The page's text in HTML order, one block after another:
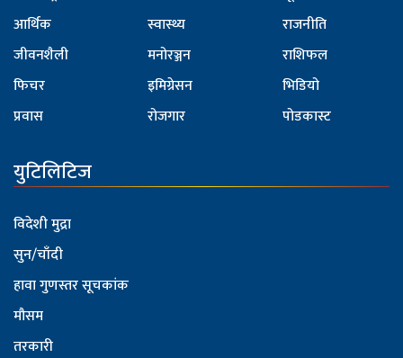
आर्थिक
जीवनशैली
फिचर
प्रवास
स्वास्थ्य
मनोरञ्जन
इमिग्रेसन
रोजगार
राजनीति
राशिफल
भिडियो
पोडकास्ट
युटिलिटिज
विदेशी मुद्रा
सुन/चाँदी
हावा गुणस्तर सूचकांक
मौसम
तरकारी